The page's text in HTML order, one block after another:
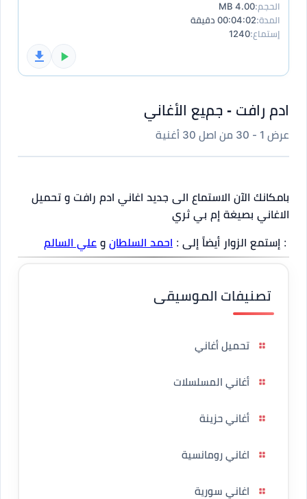
الحجم:4.00 MB
المدة:00:04:02 دقيقة
إستماع:1240
ادم رافت - جميع الأغاني
عرض 1 - 30 من اصل 30 أغنية
بامكانك الآن الاستماع الى جديد اغاني ادم رافت و تحميل
الاغاني بصيغة إم بي ثري
: إستمع الزوار أيضاً إلى : احمد السلطانو علي السالم
تصنيفات الموسيقى
تحميل أغاني
أغاني المسلسلات
أغاني حزينة
اغاني رومانسية
اغاني سورية